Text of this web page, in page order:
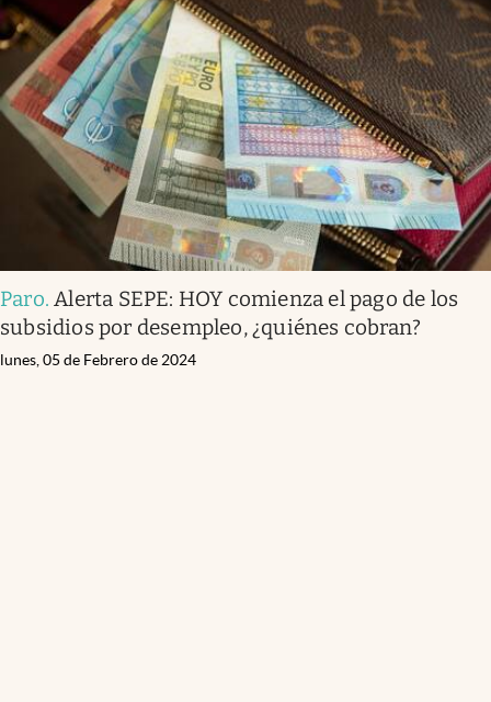
Paro.Alerta SEPE: HOY comienza el pago de los
subsidios por desempleo, ¿quiénes cobran?
lunes, 05 de Febrero de 2024